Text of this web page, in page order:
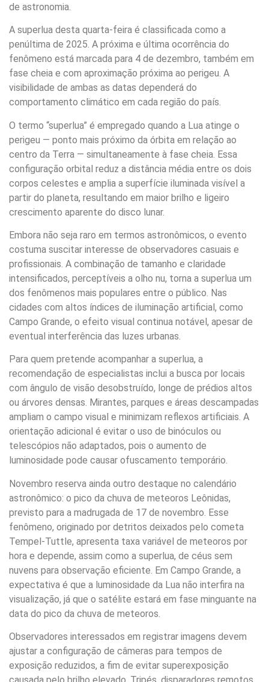
de astronomia.
A superlua desta quarta-feira é classificada como a
penúltima de 2025. A próxima e última ocorrência do
fenômeno está marcada para 4 de dezembro, também em
fase cheia e com aproximação próxima ao perigeu. A
visibilidade de ambas as datas dependerá do
comportamento climático em cada região do país.
O termo “superlua” é empregado quando a Lua atinge o
perigeu — ponto mais próximo da órbita em relação ao
centro da Terra — simultaneamente à fase cheia. Essa
configuração orbital reduz a distância média entre os dois
corpos celestes e amplia a superfície iluminada visível a
partir do planeta, resultando em maior brilho e ligeiro
crescimento aparente do disco lunar.
Embora não seja raro em termos astronômicos, o evento
costuma suscitar interesse de observadores casuais e
profissionais. A combinação de tamanho e claridade
intensificados, perceptíveis a olho nu, torna a superlua um
dos fenômenos mais populares entre o público. Nas
cidades com altos índices de iluminação artificial, como
Campo Grande, o efeito visual continua notável, apesar de
eventual interferência das luzes urbanas.
Para quem pretende acompanhar a superlua, a
recomendação de especialistas inclui a busca por locais
com ângulo de visão desobstruído, longe de prédios altos
ou árvores densas. Mirantes, parques e áreas descampadas
ampliam o campo visual e minimizam reflexos artificiais. A
orientação adicional é evitar o uso de binóculos ou
telescópios não adaptados, pois o aumento de
luminosidade pode causar ofuscamento temporário.
Novembro reserva ainda outro destaque no calendário
astronômico: o pico da chuva de meteoros Leônidas,
previsto para a madrugada de 17 de novembro. Esse
fenômeno, originado por detritos deixados pelo cometa
Tempel-Tuttle, apresenta taxa variável de meteoros por
hora e depende, assim como a superlua, de céus sem
nuvens para observação eficiente. Em Campo Grande, a
expectativa é que a luminosidade da Lua não interfira na
visualização, já que o satélite estará em fase minguante na
data do pico da chuva de meteoros.
Observadores interessados em registrar imagens devem
ajustar a configuração de câmeras para tempos de
exposição reduzidos, a fim de evitar superexposição